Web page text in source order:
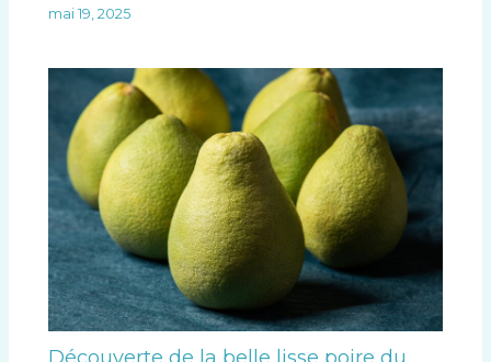
mai 19, 2025
Découverte de la belle lisse poire du